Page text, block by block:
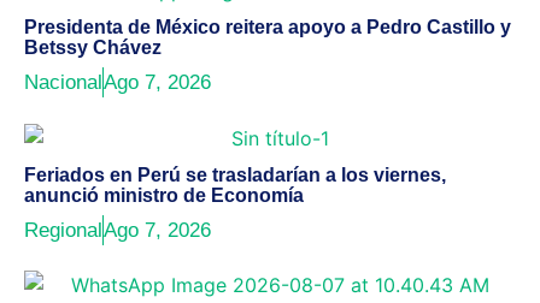
Presidenta de México reitera apoyo a Pedro Castillo y
Betssy Chávez
NacionalAgo 7, 2026
Feriados en Perú se trasladarían a los viernes,
anunció ministro de Economía
RegionalAgo 7, 2026